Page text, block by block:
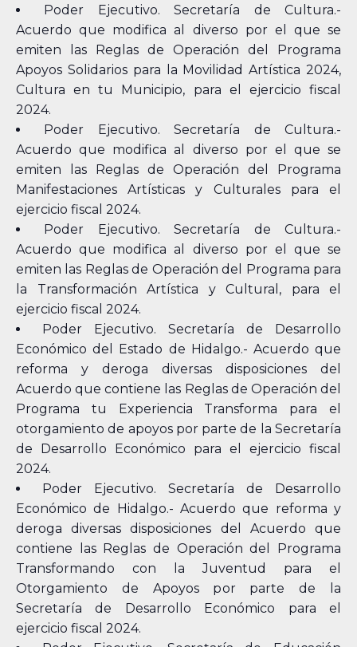
Poder Ejecutivo. Secretaría de Cultura.-
Acuerdo que modifica al diverso por el que se
emiten las Reglas de Operación del Programa
Apoyos Solidarios para la Movilidad Artística 2024,
Cultura en tu Municipio, para el ejercicio fiscal
2024.
Poder Ejecutivo. Secretaría de Cultura.-
Acuerdo que modifica al diverso por el que se
emiten las Reglas de Operación del Programa
Manifestaciones Artísticas y Culturales para el
ejercicio fiscal 2024.
Poder Ejecutivo. Secretaría de Cultura.-
Acuerdo que modifica al diverso por el que se
emiten las Reglas de Operación del Programa para
la Transformación Artística y Cultural, para el
ejercicio fiscal 2024.
Poder Ejecutivo. Secretaría de Desarrollo
Económico del Estado de Hidalgo.- Acuerdo que
reforma y deroga diversas disposiciones del
Acuerdo que contiene las Reglas de Operación del
Programa tu Experiencia Transforma para el
otorgamiento de apoyos por parte de la Secretaría
de Desarrollo Económico para el ejercicio fiscal
2024.
Poder Ejecutivo. Secretaría de Desarrollo
Económico de Hidalgo.- Acuerdo que reforma y
deroga diversas disposiciones del Acuerdo que
contiene las Reglas de Operación del Programa
Transformando con la Juventud para el
Otorgamiento de Apoyos por parte de la
Secretaría de Desarrollo Económico para el
ejercicio fiscal 2024.